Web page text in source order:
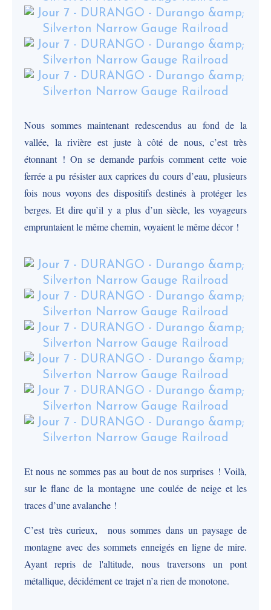
Nous sommes maintenant redescendus au fond de la
vallée, la rivière est juste à côté de nous, c’est très
étonnant ! On se demande parfois comment cette voie
ferrée a pu résister aux caprices du cours d’eau, plusieurs
fois nous voyons des dispositifs destinés à protéger les
berges. Et dire qu’il y a plus d’un siècle, les voyageurs
empruntaient le même chemin, voyaient le même décor !
Et nous ne sommes pas au bout de nos surprises ! Voilà,
sur le flanc de la montagne une coulée de neige et les
traces d’une avalanche !
C’est très curieux, nous sommes dans un paysage de
montagne avec des sommets enneigés en ligne de mire.
Ayant repris de l'altitude, nous traversons un pont
métallique, décidément ce trajet n’a rien de monotone.